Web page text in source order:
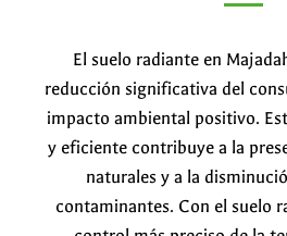
El suelo radiante en
reducción significativa del
impacto ambiental positivo.
y eficiente contribuye a la
naturales y a la
contaminantes. Con el suelo